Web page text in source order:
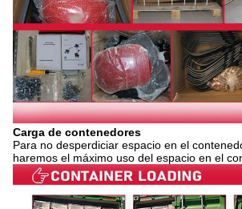
Carga de contenedores
Para no desperdiciar espacio en el
haremos el máximo uso del espacio en el